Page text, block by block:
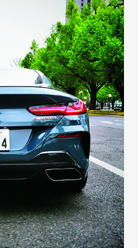
Magazine
About
Pen tw